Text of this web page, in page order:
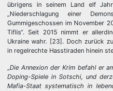
übrigens in seinem Land elf
„Niederschlagung einer
Gummigeschossen im November
Tiflis“. Seit 2015 nimmt er
Ukraine wahr. [23]. Doch zurück
in regelrechte Hasstiraden hinein
„Die Annexion der Krim befahl er
Doping-Spiele in Sotschi, und
Mafia-Staat systematisch in